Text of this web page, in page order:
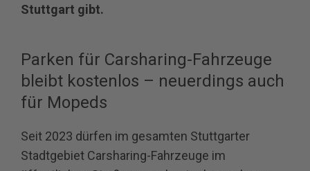
Stuttgart gibt.
Parken für Carsharing-Fahrzeuge
bleibt kostenlos – neuerdings auch
für Mopeds
Seit 2023 dürfen im gesamten Stuttgarter
Stadtgebiet Carsharing-Fahrzeuge im